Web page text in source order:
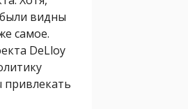
видны
самое.
DeLloy
привлекать